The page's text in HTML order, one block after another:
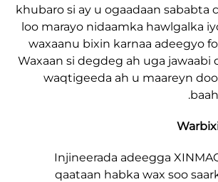
khubaro si ay u ogaadaan
loo marayo nidaamka
waxaanu bixin karnaa
Waxaan si degdeg ah uga
waqtigeeda ah u
Injineerada adeegga
qaataan habka wax